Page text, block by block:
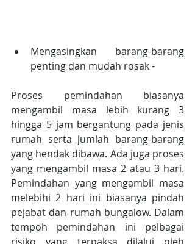
Mengasingkan barang-barang
penting dan mudah rosak -
Proses pemindahan biasanya
mengambil masa lebih kurang 3
hingga 5 jam bergantung pada jenis
rumah serta jumlah barang-barang
yang hendak dibawa. Ada juga proses
yang mengambil masa 2 atau 3 hari.
Pemindahan yang mengambil masa
melebihi 2 hari ini biasanya pindah
pejabat dan rumah bungalow. Dalam
tempoh pemindahan ini pelbagai